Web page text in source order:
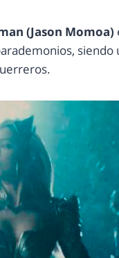
(Jason Momoa)
siendo